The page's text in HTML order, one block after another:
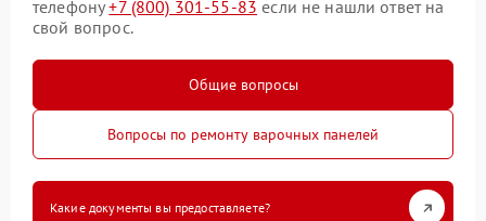
телефону+7 (800) 301-55-83 если не нашли ответ на
свой вопрос.
Общие вопросы
Вопросы по ремонту варочных панелей
Какие документы вы предоставляете?